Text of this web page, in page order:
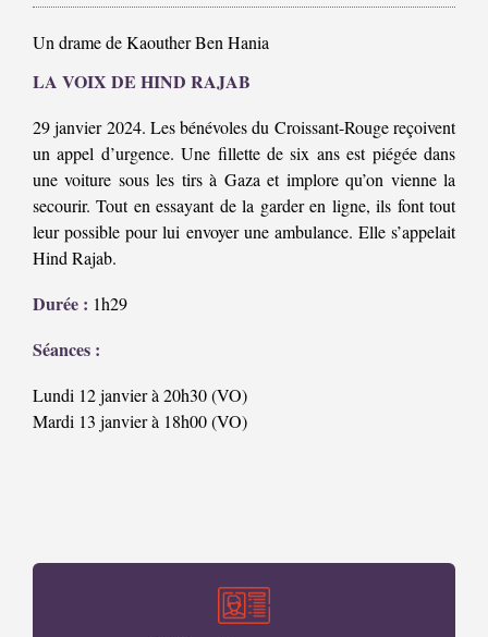
Un drame de Kaouther Ben Hania
LA VOIX DE HIND RAJAB
29 janvier 2024. Les bénévoles du Croissant-Rouge reçoivent
un appel d’urgence. Une fillette de six ans est piégée dans
une voiture sous les tirs à Gaza et implore qu’on vienne la
secourir. Tout en essayant de la garder en ligne, ils font tout
leur possible pour lui envoyer une ambulance. Elle s’appelait
Hind Rajab.
Durée : 1h29
Séances :
Lundi 12 janvier à 20h30 (VO)
Mardi 13 janvier à 18h00 (VO)